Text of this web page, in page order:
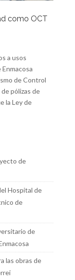
como OCT
a usos
de Control
pólizas de
la Ley de
de
Hospital de
de
de
las obras de